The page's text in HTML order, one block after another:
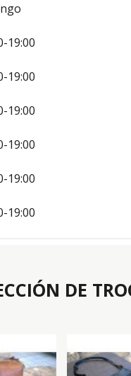
19:00
19:00
19:00
19:00
19:00
19:00
DE